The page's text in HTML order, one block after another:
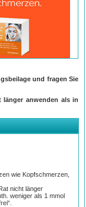
einen Hut kriegen
alle Aufgaben zu
mäßigen Schmerzen
den Schmerz,
akute Beschwerden
Regelschmerzen,
und Fieber. Da die
individuell dosiert
Dosierung geeignet.
und fragen Sie
länger anwenden als in
wie Kopfschmerzen,
nicht länger
weniger als 1 mmol